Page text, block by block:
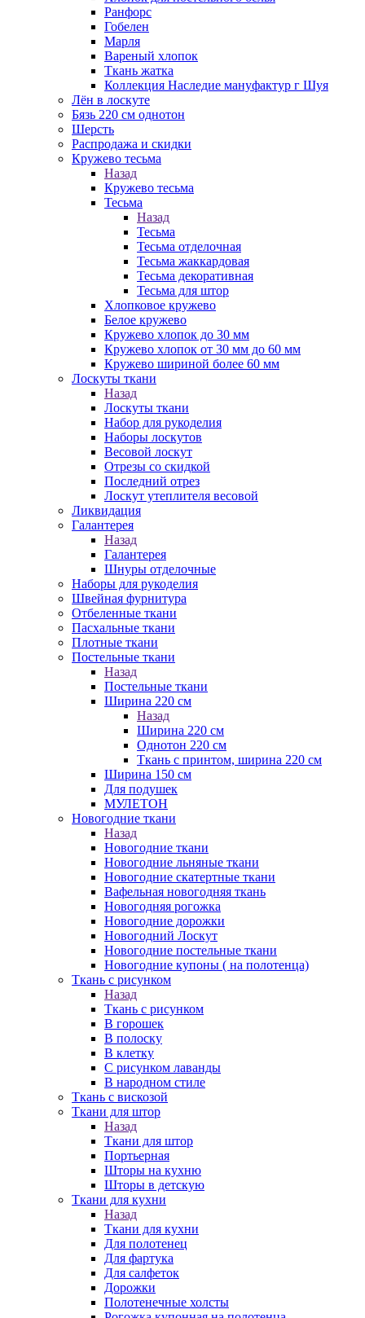
Ранфорс
Гобелен
Марля
Вареный хлопок
Ткань жатка
Коллекция Наследие мануфактур г Шуя
Лён в лоскуте
Бязь 220 см однотон
Шерсть
Распродажа и скидки
Кружево тесьма
Назад
Кружево тесьма
Тесьма
Назад
Тесьма
Тесьма отделочная
Тесьма жаккардовая
Тесьма декоративная
Тесьма для штор
Хлопковое кружево
Белое кружево
Кружево хлопок до 30 мм
Кружево хлопок от 30 мм до 60 мм
Кружево шириной более 60 мм
Лоскуты ткани
Назад
Лоскуты ткани
Набор для рукоделия
Наборы лоскутов
Весовой лоскут
Отрезы со скидкой
Последний отрез
Лоскут утеплителя весовой
Ликвидация
Галантерея
Назад
Галантерея
Шнуры отделочные
Наборы для рукоделия
Швейная фурнитура
Отбеленные ткани
Пасхальные ткани
Плотные ткани
Постельные ткани
Назад
Постельные ткани
Ширина 220 см
Назад
Ширина 220 см
Однотон 220 см
Ткань с принтом, ширина 220 см
Ширина 150 см
Для подушек
МУЛЕТОН
Новогодние ткани
Назад
Новогодние ткани
Новогодние льняные ткани
Новогодние скатертные ткани
Вафельная новогодняя ткань
Новогодняя рогожка
Новогодние дорожки
Новогодний Лоскут
Новогодние постельные ткани
Новогодние купоны ( на полотенца)
Ткань с рисунком
Назад
Ткань с рисунком
В горошек
В полоску
В клетку
С рисунком лаванды
В народном стиле
Ткань с вискозой
Ткани для штор
Назад
Ткани для штор
Портьерная
Шторы на кухню
Шторы в детскую
Ткани для кухни
Назад
Ткани для кухни
Для полотенец
Для фартука
Для салфеток
Дорожки
Полотенечные холсты